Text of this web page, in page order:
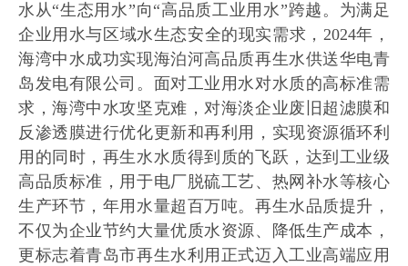
水从“生态用水”向“高品质工业用水”跨越。为满足
企业用水与区域水生态安全的现实需求，2024年，
海湾中水成功实现海泊河高品质再生水供送华电青
岛发电有限公司。面对工业用水对水质的高标准需
求，海湾中水攻坚克难，对海淡企业废旧超滤膜和
反渗透膜进行优化更新和再利用，实现资源循环利
用的同时，再生水水质得到质的飞跃，达到工业级
高品质标准，用于电厂脱硫工艺、热网补水等核心
生产环节，年用水量超百万吨。再生水品质提升，
不仅为企业节约大量优质水资源、降低生产成本，
更标志着青岛市再生水利用正式迈入工业高端应用